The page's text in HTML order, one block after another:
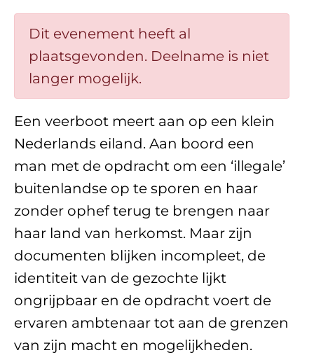
Dit evenement heeft al
plaatsgevonden. Deelname is niet
langer mogelijk.
Een veerboot meert aan op een klein
Nederlands eiland. Aan boord een
man met de opdracht om een ‘illegale’
buitenlandse op te sporen en haar
zonder ophef terug te brengen naar
haar land van herkomst. Maar zijn
documenten blijken incompleet, de
identiteit van de gezochte lijkt
ongrijpbaar en de opdracht voert de
ervaren ambtenaar tot aan de grenzen
van zijn macht en mogelijkheden.